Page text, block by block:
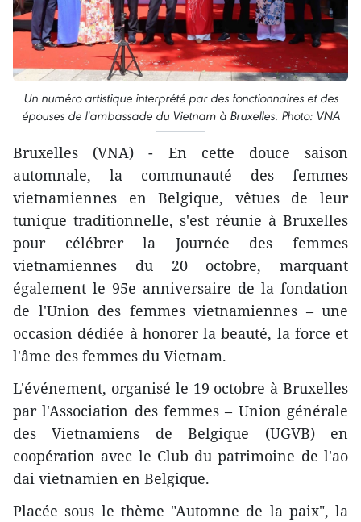
Un numéro artistique interprété par des fonctionnaires et des
épouses de l'ambassade du Vietnam à Bruxelles. Photo: VNA
Bruxelles (VNA) - En cette douce saison
automnale, la communauté des femmes
vietnamiennes en Belgique, vêtues de leur
tunique traditionnelle, s'est réunie à Bruxelles
pour célébrer la Journée des femmes
vietnamiennes du 20 octobre, marquant
également le 95e anniversaire de la fondation
de l'Union des femmes vietnamiennes – une
occasion dédiée à honorer la beauté, la force et
l'âme des femmes du Vietnam.
L'événement, organisé le 19 octobre à Bruxelles
par l'Association des femmes – Union générale
des Vietnamiens de Belgique (UGVB) en
coopération avec le Club du patrimoine de l'ao
dai vietnamien en Belgique.
Placée sous le thème "Automne de la paix", la